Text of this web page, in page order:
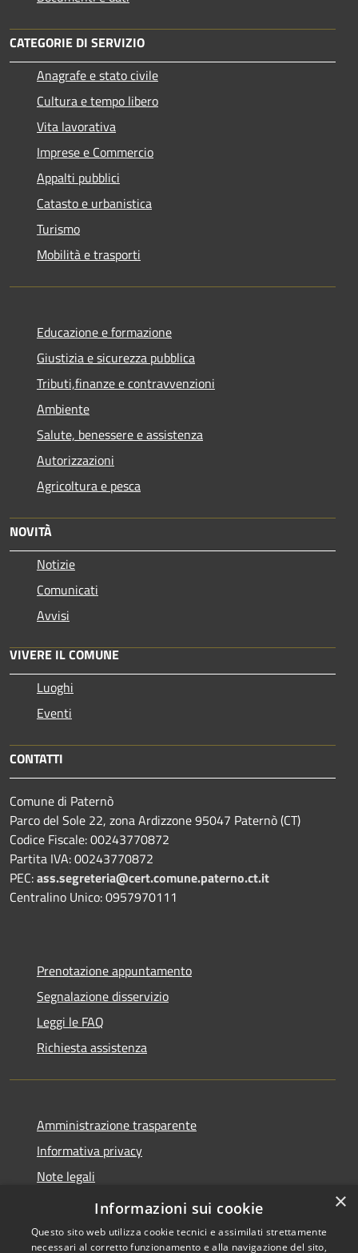
CATEGORIE DI SERVIZIO
Anagrafe e stato civile
Cultura e tempo libero
Vita lavorativa
Imprese e Commercio
Appalti pubblici
Catasto e urbanistica
Turismo
Mobilità e trasporti
Educazione e formazione
Giustizia e sicurezza pubblica
Tributi,finanze e contravvenzioni
Ambiente
Salute, benessere e assistenza
Autorizzazioni
Agricoltura e pesca
NOVITÀ
Notizie
Comunicati
Avvisi
VIVERE IL COMUNE
Luoghi
Eventi
CONTATTI
Comune di Paternò
Parco del Sole 22, zona Ardizzone 95047 Paternò (CT)
Codice Fiscale: 00243770872
Partita IVA: 00243770872
PEC:ass.segreteria@cert.comune.paterno.ct.it
Centralino Unico: 0957970111
Prenotazione appuntamento
Segnalazione disservizio
Leggi le FAQ
Richiesta assistenza
Amministrazione trasparente
Informativa privacy
Note legali
Dichiarazione di accessibilità
×
Informazioni sui cookie
Questo sito web utilizza cookie tecnici e assimilati strettamente
necessari al corretto funzionamento e alla navigazione del sito,